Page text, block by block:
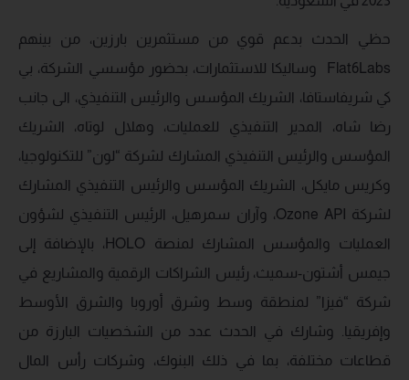
حظي الحدث بدعم قوي من مستثمرين بارزين، من بينهم
Flat6Labs وساليكا للاستثمارات، بحضور مؤسسي الشركة، بي
كي شريفاستافا، الشريك المؤسس والرئيس التنفيذي، الى جانب
رضا شاه، المدير التنفيذي للعمليات، وهلال لوتاه، الشريك
المؤسس والرئيس التنفيذي المشارك لشركة “لون” للتكنولوجيا،
وكريس مايكل، الشريك المؤسس والرئيس التنفيذي المشارك
لشركة Ozone API، وآران سمرهيل، الرئيس التنفيذي لشؤون
العمليات والمؤسس المشارك لمنصة HOLO، بالإضافة إلى
جيمس أشتون-سميث، رئيس الشراكات الرقمية والمشاريع في
شركة “فيزا” لمنطقة وسط وشرق أوروبا والشرق الأوسط
وإفريقيا. وشارك في الحدث عدد من الشخصيات البارزة من
قطاعات مختلفة، بما في ذلك البنوك، وشركات رأس المال